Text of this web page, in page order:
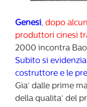
Genesi, dopo
produttori cinesi
2000 incontra
Subito si
costruttore e le
Gia’ dalle prime
della qualita’ del